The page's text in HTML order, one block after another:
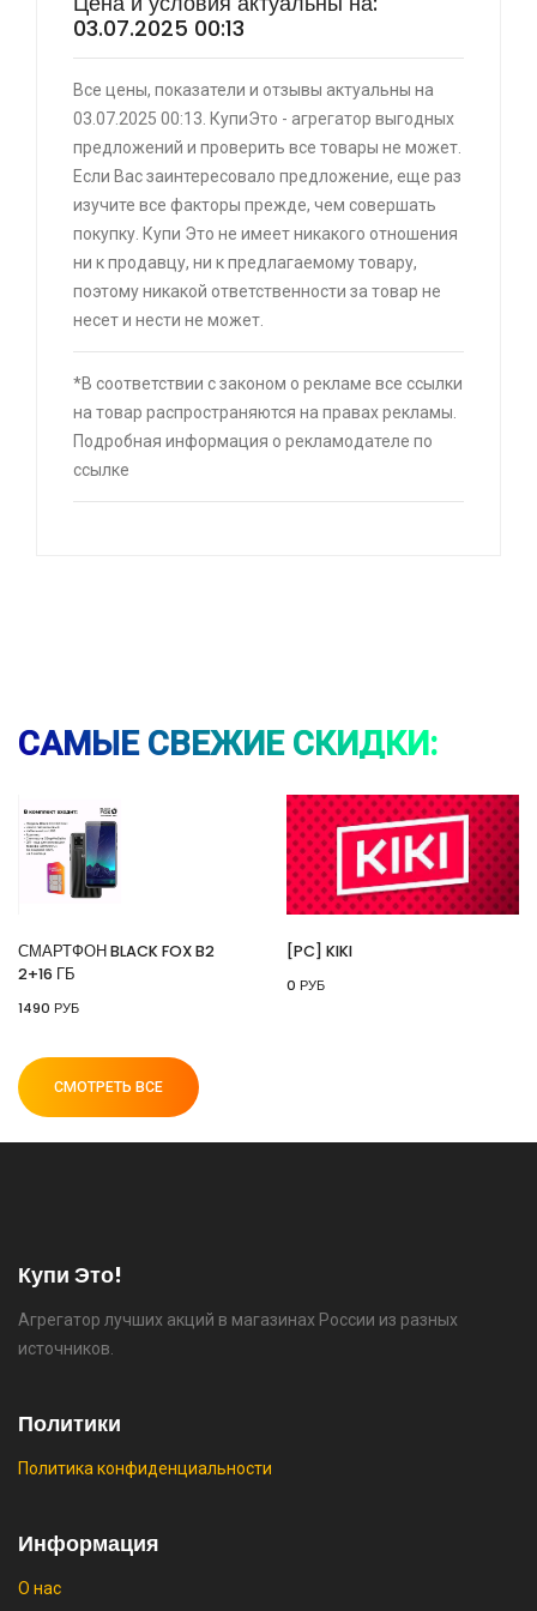
⚡ Двуспальная кровать buyson 200х160 со
скидкой + возврат 25% трат , если оплачивать
картой Сбербанка
🔥 16190 руб. |КУПИТЬ
системой Пэй (макс. скидка 4320₽,
⚡ Оперативная память Teamgroup Team
⚡ [PC] Kiki
🔥 0 руб. |
🔥 26990 руб. |
⚡ Двуспальная кровать buyson 200х160 со
картой Сбербанка
системой Пэй (макс. скидка 4320₽,
03.07.2025 00:13
Все цены, показатели и отзывы актуальны на
03.07.2025 00:13. КупиЭто - агрегатор выгодных
предложений и проверить все товары не может.
Если Вас заинтересовало предложение, еще раз
изучите все факторы прежде, чем совершать
покупку. Купи Это не имеет никакого отношения
ни к продавцу, ни к предлагаемому товару,
поэтому никакой ответственности за товар не
несет и нести не может.
*В соответствии с законом о рекламе все ссылки
на товар распространяются на правах рекламы.
Подробная информация о рекламодателе по
ссылке
САМЫЕ СВЕЖИЕ СКИДКИ:
СМАРТФОН BLACK FOX B2
2+16 ГБ
1490 РУБ
[PC] KIKI
0 РУБ
СМОТРЕТЬ ВСЕ
Купи Это!
Агрегатор лучших акций в магазинах России из разных
источников.
Политики
Политика конфиденциальности
Информация
О нас